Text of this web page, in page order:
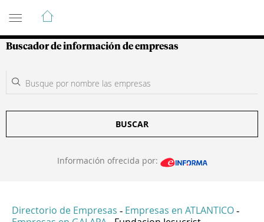
Guía de Empresas Colombianas
Buscador de información de empresas
BUSCAR
Información ofrecida por:
Directorio de Empresas - Empresas en ATLANTICO -